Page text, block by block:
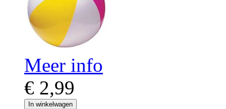
Meer info
€ 2,99
In winkelwagen